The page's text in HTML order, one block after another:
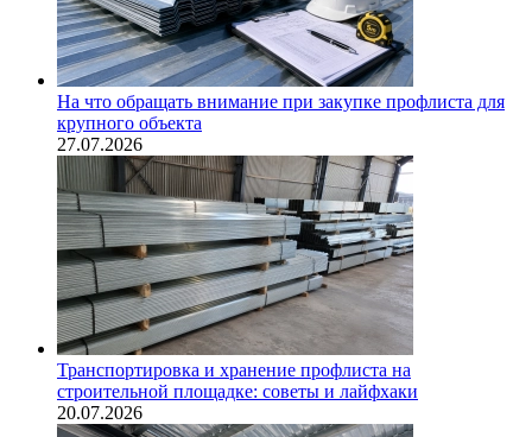
На что обращать внимание при закупке профлиста для
крупного объекта
27.07.2026
Транспортировка и хранение профлиста на
строительной площадке: советы и лайфхаки
20.07.2026